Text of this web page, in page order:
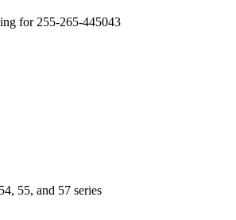
for 255-265-445043
55, and 57 series